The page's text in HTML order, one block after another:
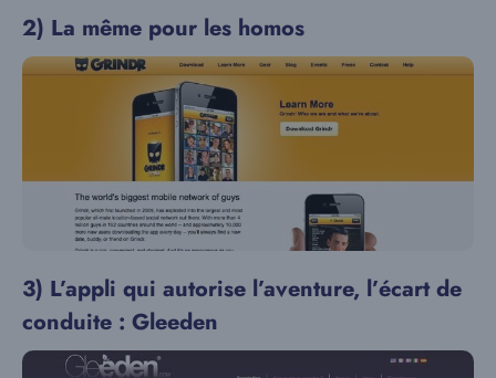
2) La même pour les homos
3) L’appli qui autorise l’aventure, l’écart de
conduite : Gleeden